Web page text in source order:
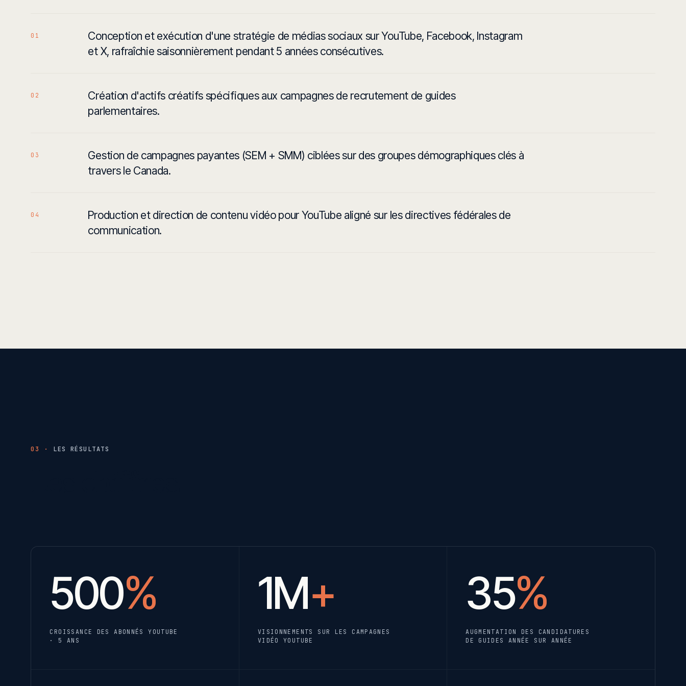
01
Conception et exécution d'une stratégie de médias sociaux sur YouTube, Facebook, Instagram
et X, rafraîchie saisonnièrement pendant 5 années consécutives.
02
Création d'actifs créatifs spécifiques aux campagnes de recrutement de guides
parlementaires.
03
Gestion de campagnes payantes (SEM + SMM) ciblées sur des groupes démographiques clés à
travers le Canada.
04
Production et direction de contenu vidéo pour YouTube aligné sur les directives fédérales de
communication.
03 · LES RÉSULTATS
500%
CROISSANCE DES ABONNÉS YOUTUBE
· 5 ANS
1M+
VISIONNEMENTS SUR LES CAMPAGNES
VIDÉO YOUTUBE
35%
AUGMENTATION DES CANDIDATURES
DE GUIDES ANNÉE SUR ANNÉE